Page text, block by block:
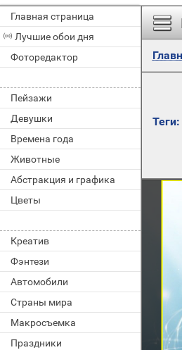
Главная страница
Лучшие обои дня
Фоторедактор
Пейзажи
Девушки
Времена года
Животные
Абстракция и графика
Цветы
Креатив
Фэнтези
Автомобили
Страны мира
Макросъемка
Праздники
Теги: